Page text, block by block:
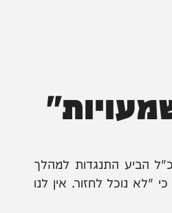
התנגדות למהלך
לחזור. אין לנו